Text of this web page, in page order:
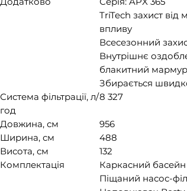
TriTech захист від
впливу
Всесезонний
Внутрішнє
блакитний мармур
Збирається
Система фільтрації, л/
год
8 327
Довжина, см
956
Ширина, см
488
Висота, см
132
Комплектація
Каркасний басейн
Піщаний насос-